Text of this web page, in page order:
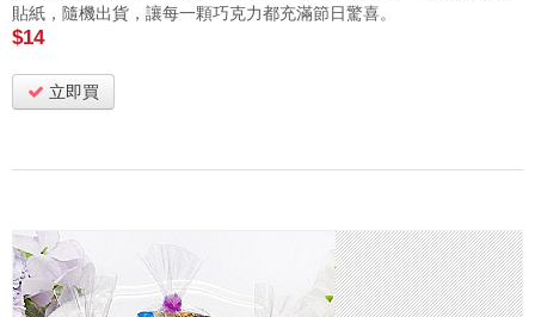
貼紙，隨機出貨，讓每一顆巧克力都充滿節日驚喜。
$14
立即買